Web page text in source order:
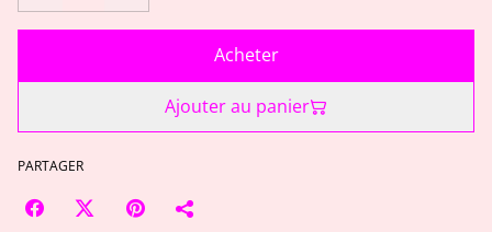
Acheter
Ajouter au panier
PARTAGER